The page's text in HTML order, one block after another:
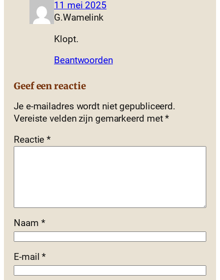
11 mei 2025
G.Wamelink
Klopt.
Beantwoorden
Geef een reactie
Je e-mailadres wordt niet gepubliceerd.
Vereiste velden zijn gemarkeerd met*
Reactie*
Naam *
E-mail*